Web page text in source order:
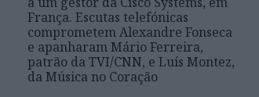
França. Escutas telefónicas
comprometem Alexandre Fonseca
e apanharam Mário Ferreira,
patrão da TVI/CNN, e Luís Montez,
da Música no Coração